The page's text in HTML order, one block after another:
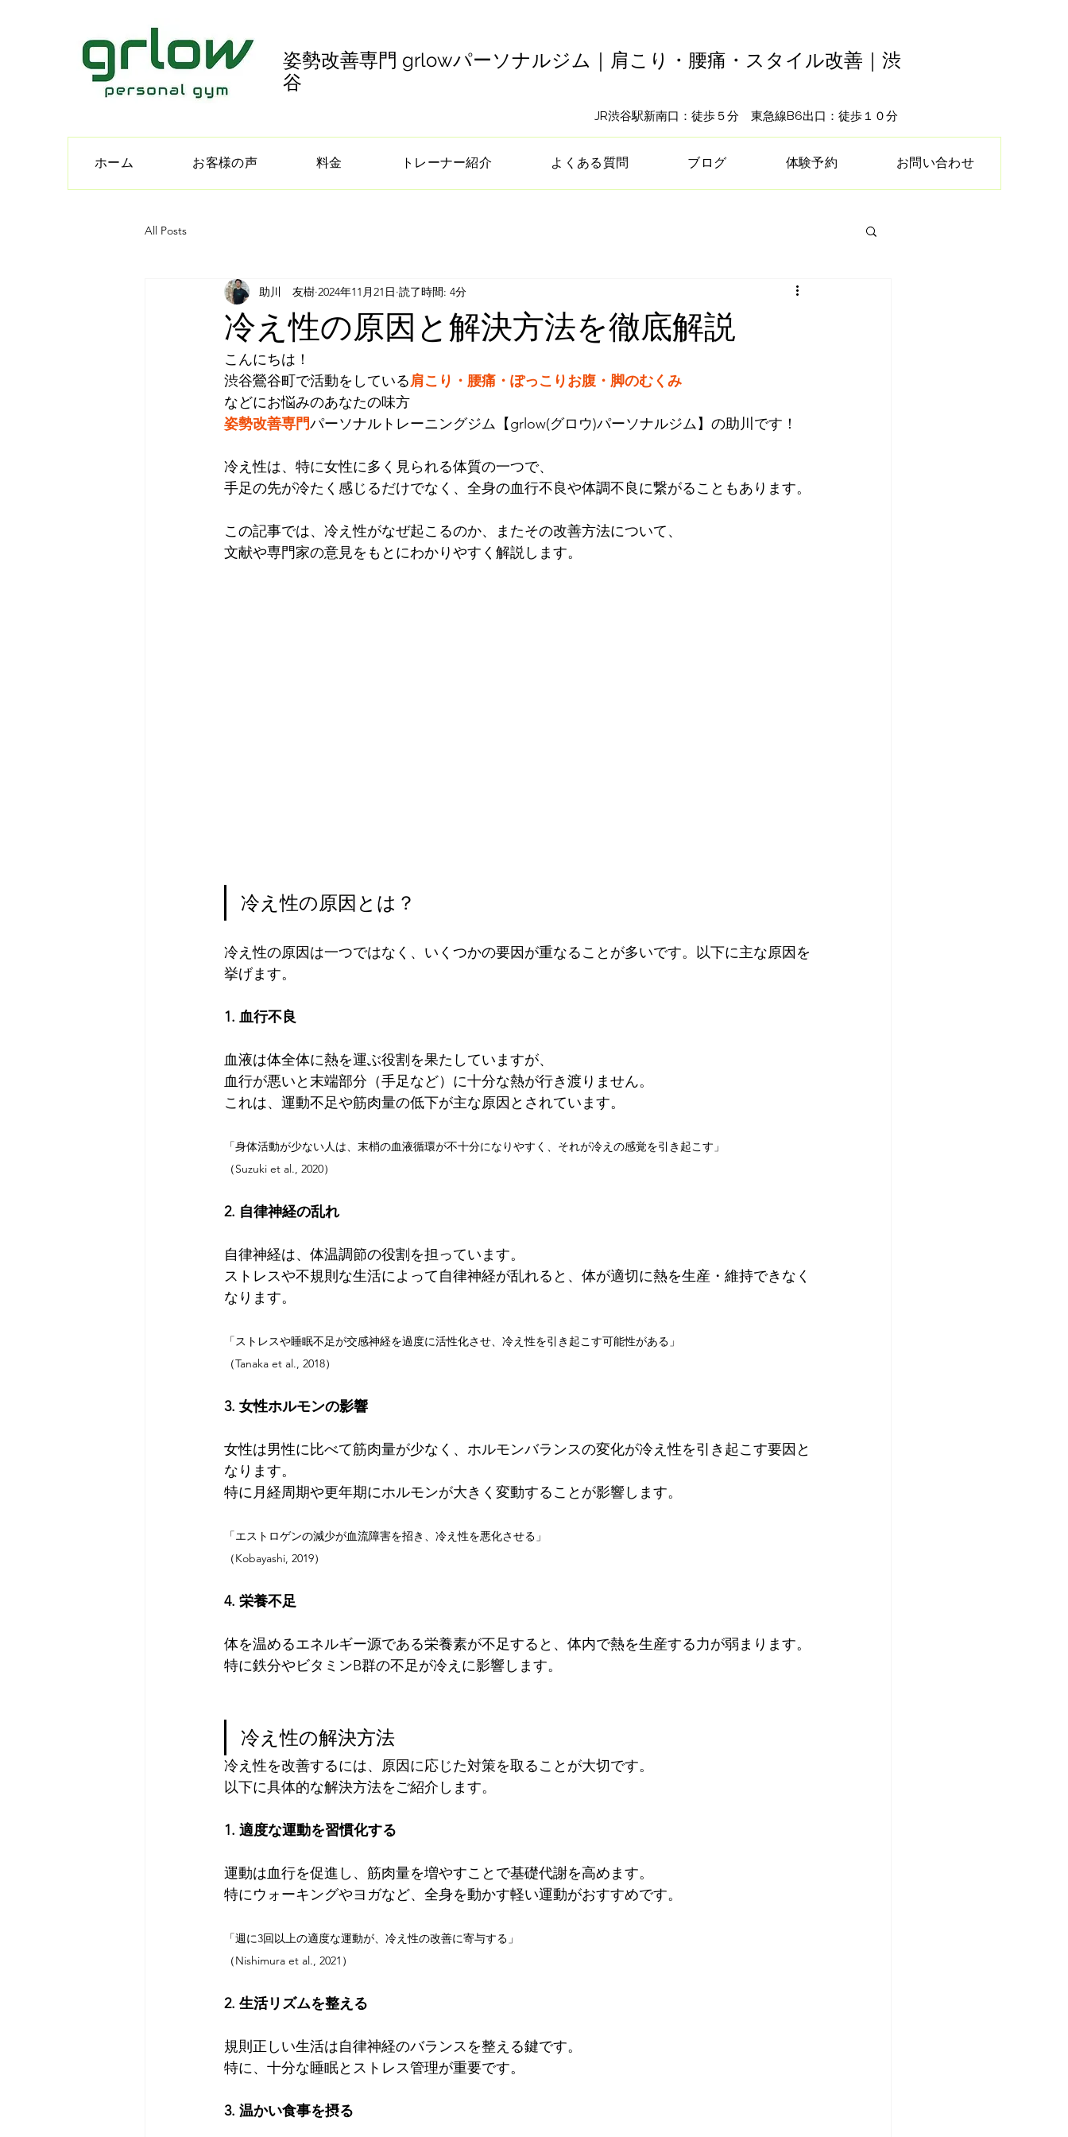
姿勢改善専門 grlowパーソナルジム｜肩こり・腰痛・スタイル改善｜渋
谷
​JR渋谷駅新南口：徒歩５分 東急線B6出口：徒歩１０分
ホーム お客様の声 料金 トレーナー紹介 よくある質問 ブログ 体験予約 お問い合わせ
All Posts
冷え性の原因と解決方法を徹底解説
助川 友樹 2024年11月21日 読了時間: 4分
こんにちは！
渋谷鶯谷町で活動をしている肩こり・腰痛・ぽっこりお腹・脚のむくみ
などにお悩みのあなたの味方
姿勢改善専門パーソナルトレーニングジム【grlow(グロウ)パーソナルジム】の助川です！
冷え性は、特に女性に多く見られる体質の一つで、
手足の先が冷たく感じるだけでなく、全身の血行不良や体調不良に繋がることもあります。
この記事では、冷え性がなぜ起こるのか、またその改善方法について、
文献や専門家の意見をもとにわかりやすく解説します。
冷え性の原因とは？
冷え性の原因は一つではなく、いくつかの要因が重なることが多いです。以下に主な原因を
挙げます。
1. 血行不良
血液は体全体に熱を運ぶ役割を果たしていますが、
血行が悪いと末端部分（手足など）に十分な熱が行き渡りません。
これは、運動不足や筋肉量の低下が主な原因とされています。
「身体活動が少ない人は、末梢の血液循環が不十分になりやすく、それが冷えの感覚を引き起こす」
（Suzuki et al., 2020）
2. 自律神経の乱れ
自律神経は、体温調節の役割を担っています。
ストレスや不規則な生活によって自律神経が乱れると、体が適切に熱を生産・維持できなく
なります。
「ストレスや睡眠不足が交感神経を過度に活性化させ、冷え性を引き起こす可能性がある」
（Tanaka et al., 2018）
3. 女性ホルモンの影響
女性は男性に比べて筋肉量が少なく、ホルモンバランスの変化が冷え性を引き起こす要因と
なります。
特に月経周期や更年期にホルモンが大きく変動することが影響します。
「エストロゲンの減少が血流障害を招き、冷え性を悪化させる」
（Kobayashi, 2019）
4. 栄養不足
体を温めるエネルギー源である栄養素が不足すると、体内で熱を生産する力が弱まります。
特に鉄分やビタミンB群の不足が冷えに影響します。
冷え性の解決方法
冷え性を改善するには、原因に応じた対策を取ることが大切です。
以下に具体的な解決方法をご紹介します。
1. 適度な運動を習慣化する
運動は血行を促進し、筋肉量を増やすことで基礎代謝を高めます。
特にウォーキングやヨガなど、全身を動かす軽い運動がおすすめです。
「週に3回以上の適度な運動が、冷え性の改善に寄与する」
（Nishimura et al., 2021）
2. 生活リズムを整える
規則正しい生活は自律神経のバランスを整える鍵です。
特に、十分な睡眠とストレス管理が重要です。
3. 温かい食事を摂る